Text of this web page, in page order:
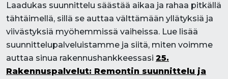
Laadukas suunnittelu säästää aikaa ja rahaa pitkällä
tähtäimellä, sillä se auttaa välttämään yllätyksiä ja
viivästyksiä myöhemmissä vaiheissa. Lue lisää
suunnittelupalveluistamme ja siitä, miten voimme
auttaa sinua rakennushankkeessasi 25.
Rakennuspalvelut: Remontin suunnittelu ja